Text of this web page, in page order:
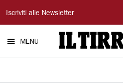
Il
Tirreno
Iscriviti alle Newsletter
MENU